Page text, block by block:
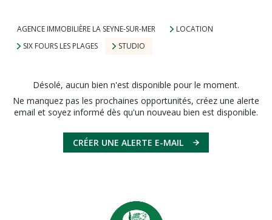
AGENCE IMMOBILIÈRE LA SEYNE-SUR-MER
LOCATION
SIX FOURS LES PLAGES
STUDIO
Désolé, aucun bien n'est disponible pour le moment.
Ne manquez pas les prochaines opportunités, créez une alerte
email et soyez informé dès qu'un nouveau bien est disponible.
CRÉER UNE ALERTE E-MAIL